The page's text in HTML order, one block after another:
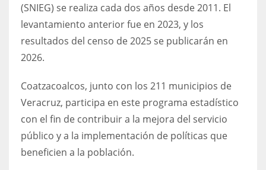
(SNIEG) se realiza cada dos años desde 2011. El
levantamiento anterior fue en 2023, y los
resultados del censo de 2025 se publicarán en
2026.
Coatzacoalcos, junto con los 211 municipios de
Veracruz, participa en este programa estadístico
con el fin de contribuir a la mejora del servicio
público y a la implementación de políticas que
beneficien a la población.